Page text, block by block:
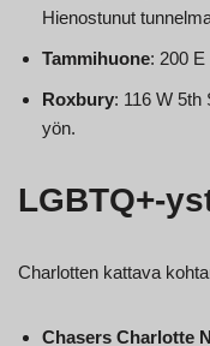
Hienostunut
Tammihuone: 200
Roxbury: 116 W 5th
yön.
LGBTQ+-
Charlotten kattava
Chasers Charlotte